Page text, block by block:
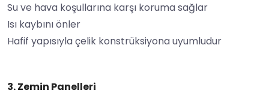
Su ve hava koşullarına karşı koruma sağlar
Isı kaybını önler
Hafif yapısıyla çelik konstrüksiyona uyumludur
3. Zemin Panelleri